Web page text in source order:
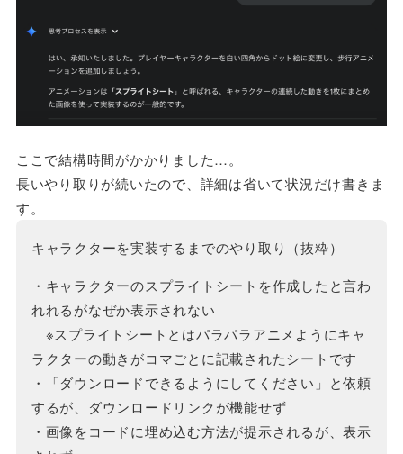
ここで結構時間がかかりました…。
長いやり取りが続いたので、詳細は省いて状況だけ書きま
す。
キャラクターを実装するまでのやり取り（抜粋）
・キャラクターのスプライトシートを作成したと言わ
れれるがなぜか表示されない
※スプライトシートとはパラパラアニメようにキャ
ラクターの動きがコマごとに記載されたシートです
・「ダウンロードできるようにしてください」と依頼
するが、ダウンロードリンクが機能せず
・画像をコードに埋め込む方法が提示されるが、表示